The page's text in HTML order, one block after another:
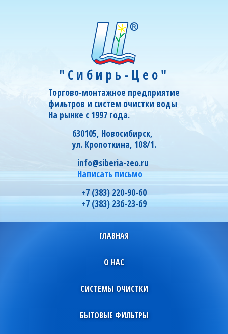
"Сибирь-Цео"
Торгово-монтажное предприятие
фильтров и систем очистки воды
На рынке с 1997 года.
630105, Новосибирск,
ул. Кропоткина, 108/1.
info@siberia-zeo.ru
Написать письмо
+7 (383) 220-90-60
+7 (383) 236-23-69
ГЛАВНАЯ
О НАС
СИСТЕМЫ ОЧИСТКИ
БЫТОВЫЕ ФИЛЬТРЫ